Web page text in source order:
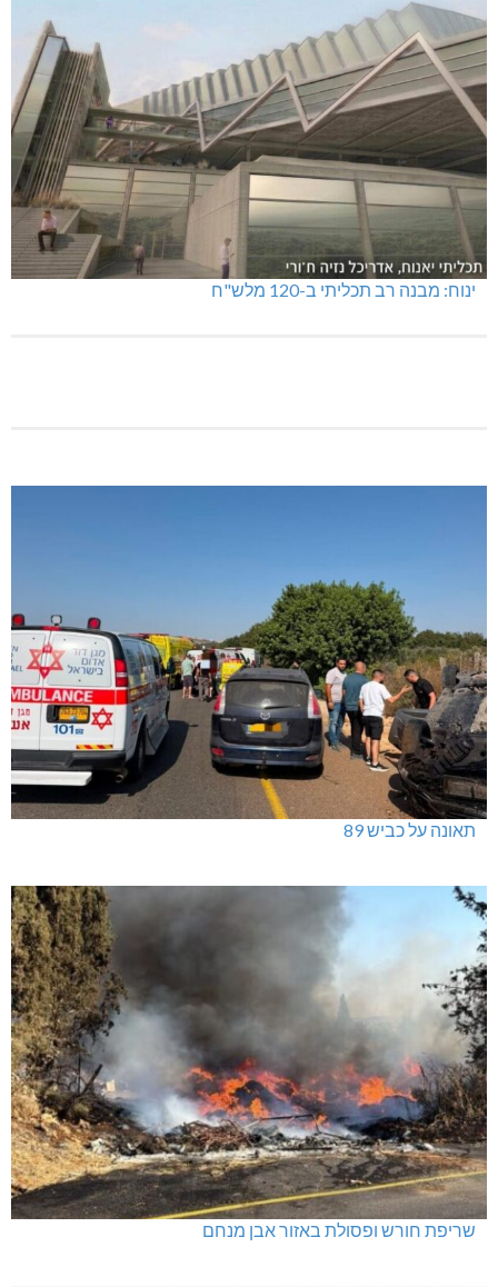
נהריה: נתפסו מאות אלפי שקלים ומט"ח
טרנספורמטור קפוט
ינוח: מבנה רב תכליתי ב-120 מלש"ח